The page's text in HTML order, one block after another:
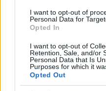
I want to opt-out of
Personal Data for
Opted In
I want to opt-out of
Retention, Sale, and/or
Personal Data that Is
Purposes for which it
Opted Out
konzervatív és a
támogatják az
követeltek
utóbbi években
Izrael és az
között.